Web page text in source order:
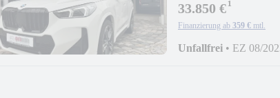
33.850 €¹
Finanzierung ab 359 € mtl.
Unfallfrei • EZ 08/